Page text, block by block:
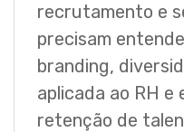
recrutamento e
precisam
branding,
aplicada ao RH
retenção de